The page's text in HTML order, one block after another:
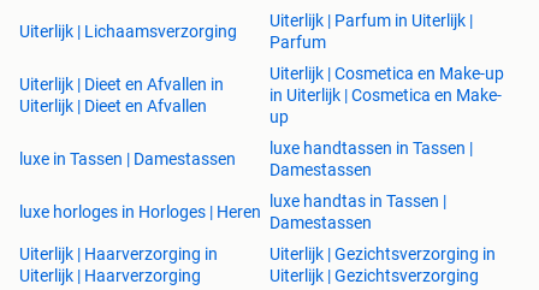
Uiterlijk | Lichaamsverzorging
Uiterlijk | Parfum in Uiterlijk |
Parfum
Uiterlijk | Dieet en Afvallen in
Uiterlijk | Dieet en Afvallen
Uiterlijk | Cosmetica en Make-up
in Uiterlijk | Cosmetica en Make-
up
luxe in Tassen | Damestassen
luxe handtassen in Tassen |
Damestassen
luxe horloges in Horloges | Heren
luxe handtas in Tassen |
Damestassen
Uiterlijk | Haarverzorging in
Uiterlijk | Haarverzorging
Uiterlijk | Gezichtsverzorging in
Uiterlijk | Gezichtsverzorging